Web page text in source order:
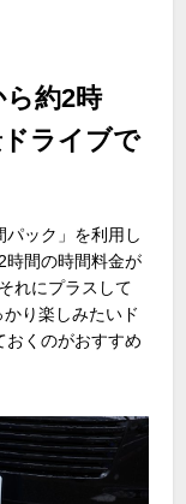
約2時
ライブで
ック」を利用し
時間の時間料金が
れにプラスして
り楽しみたいド
おくのがおすすめ